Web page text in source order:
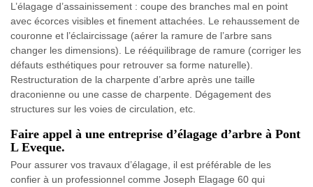
L’élagage d’assainissement : coupe des branches mal en point
avec écorces visibles et finement attachées. Le rehaussement de
couronne et l’éclaircissage (aérer la ramure de l’arbre sans
changer les dimensions). Le rééquilibrage de ramure (corriger les
défauts esthétiques pour retrouver sa forme naturelle).
Restructuration de la charpente d’arbre après une taille
draconienne ou une casse de charpente. Dégagement des
structures sur les voies de circulation, etc.
Faire appel à une entreprise d’élagage d’arbre à Pont
L Eveque.
Pour assurer vos travaux d’élagage, il est préférable de les
confier à un professionnel comme Joseph Elagage 60 qui